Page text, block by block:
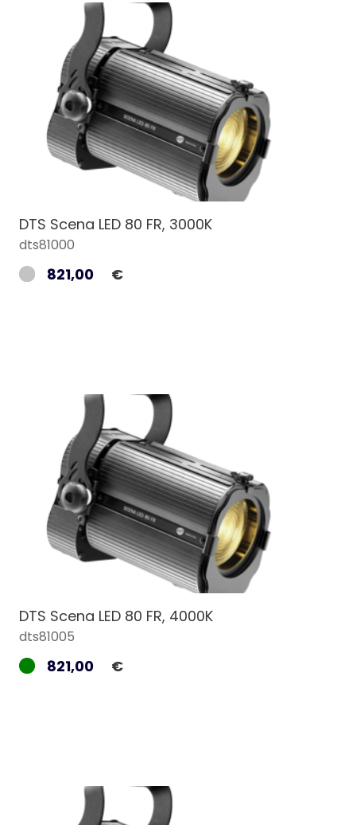
DTS Scena LED 80 FR, 3000K
dts81000
821,00 €
DTS Scena LED 80 FR, 4000K
dts81005
821,00 €